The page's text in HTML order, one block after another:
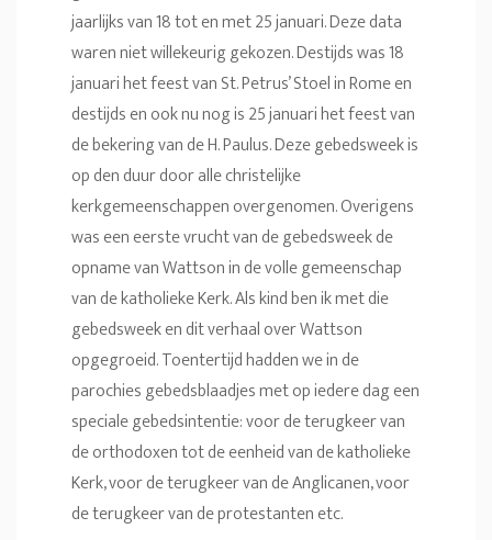
jaarlijks van 18 tot en met 25 januari. Deze data
waren niet willekeurig gekozen. Destijds was 18
januari het feest van St. Petrus’ Stoel in Rome en
destijds en ook nu nog is 25 januari het feest van
de bekering van de H. Paulus. Deze gebedsweek is
op den duur door alle christelijke
kerkgemeenschappen overgenomen. Overigens
was een eerste vrucht van de gebedsweek de
opname van Wattson in de volle gemeenschap
van de katholieke Kerk. Als kind ben ik met die
gebedsweek en dit verhaal over Wattson
opgegroeid. Toentertijd hadden we in de
parochies gebedsblaadjes met op iedere dag een
speciale gebedsintentie: voor de terugkeer van
de orthodoxen tot de eenheid van de katholieke
Kerk, voor de terugkeer van de Anglicanen, voor
de terugkeer van de protestanten etc.